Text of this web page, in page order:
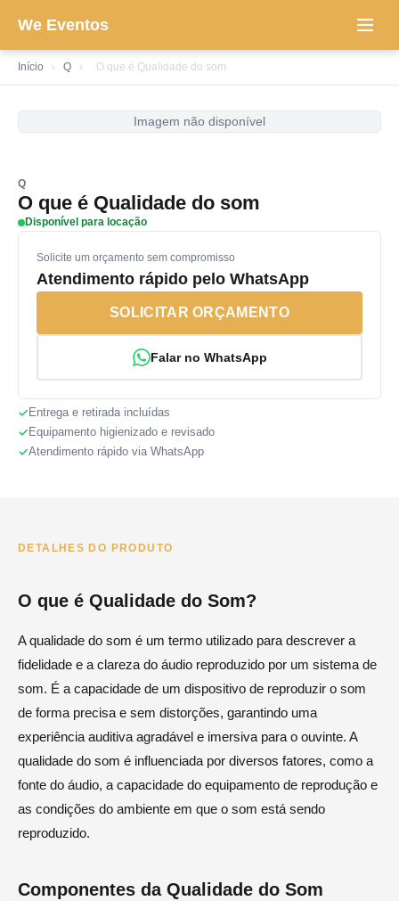
We Eventos
Início › Q › O que é Qualidade do som
Imagem não disponível
Q
O que é Qualidade do som
Disponível para locação
Solicite um orçamento sem compromisso
Atendimento rápido pelo WhatsApp
SOLICITAR ORÇAMENTO
Falar no WhatsApp
Entrega e retirada incluídas
Equipamento higienizado e revisado
Atendimento rápido via WhatsApp
DETALHES DO PRODUTO
O que é Qualidade do Som?
A qualidade do som é um termo utilizado para descrever a
fidelidade e a clareza do áudio reproduzido por um sistema de
som. É a capacidade de um dispositivo de reproduzir o som
de forma precisa e sem distorções, garantindo uma
experiência auditiva agradável e imersiva para o ouvinte. A
qualidade do som é influenciada por diversos fatores, como a
fonte do áudio, a capacidade do equipamento de reprodução e
as condições do ambiente em que o som está sendo
reproduzido.
Componentes da Qualidade do Som